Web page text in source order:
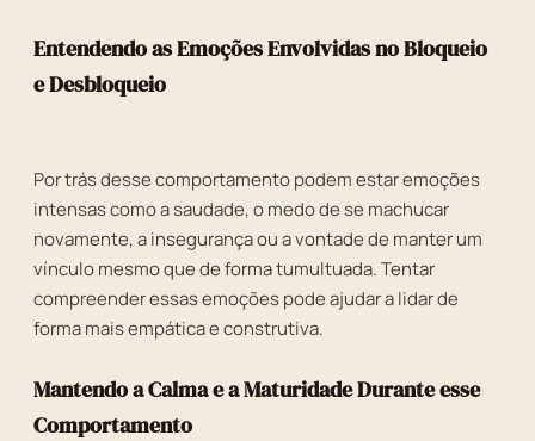
Entendendo as Emoções Envolvidas no Bloqueio
e Desbloqueio
Por trás desse comportamento podem estar emoções
intensas como a saudade, o medo de se machucar
novamente, a insegurança ou a vontade de manter um
vínculo mesmo que de forma tumultuada. Tentar
compreender essas emoções pode ajudar a lidar de
forma mais empática e construtiva.
Mantendo a Calma e a Maturidade Durante esse
Comportamento